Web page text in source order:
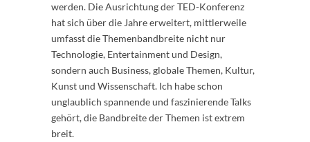
werden. Die Ausrichtung der TED-Konferenz
hat sich über die Jahre erweitert, mittlerweile
umfasst die Themenbandbreite nicht nur
Technologie, Entertainment und Design,
sondern auch Business, globale Themen, Kultur,
Kunst und Wissenschaft. Ich habe schon
unglaublich spannende und faszinierende Talks
gehört, die Bandbreite der Themen ist extrem
breit.